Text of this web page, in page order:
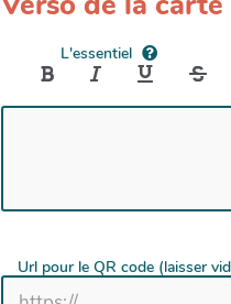
L'essentiel
Url pour le QR code (laisser